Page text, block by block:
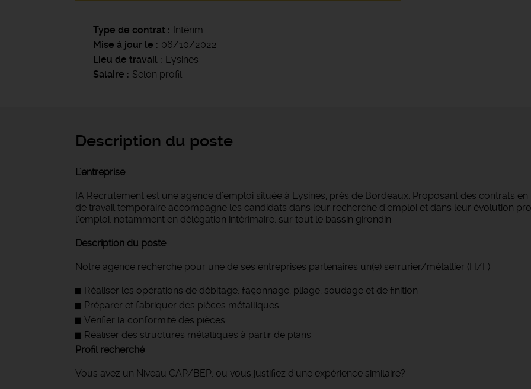
Type de contrat
Intérim
Mise à jour le
06/10/2022
Lieu de travail
Eysines
Salaire
Selon profil
Description du poste
L'entreprise
IA Recrutement est une agence d'emploi située à Eysines, près de Bordeaux. Proposant des contrats
de travail temporaire accompagne les candidats dans leur recherche d'emploi et dans leur évolution
l'emploi, notamment en délégation intérimaire, sur tout le bassin girondin.
Description du poste
Notre agence recherche pour une de ses entreprises partenaires un(e) serrurier/métallier (H/F)
Réaliser les opérations de débitage, façonnage, pliage, soudage et de finition
Préparer et fabriquer des pièces métalliques
Vérifier la conformité des pièces
Réaliser des structures métalliques à partir de plans
Profil recherché
Vous avez un Niveau CAP/BEP, ou vous justifiez d'une expérience similaire?